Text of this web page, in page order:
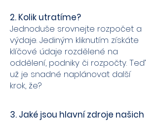
2. Kolik utratíme?
Jednoduše srovnejte rozpočet a
výdaje. Jediným kliknutím získáte
klíčové údaje rozdělené na
oddělení, podniky či rozpočty. Teď
už je snadné naplánovat další
krok, že?
3. Jaké jsou hlavní zdroje našich